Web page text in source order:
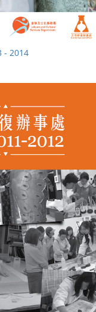
- 2014